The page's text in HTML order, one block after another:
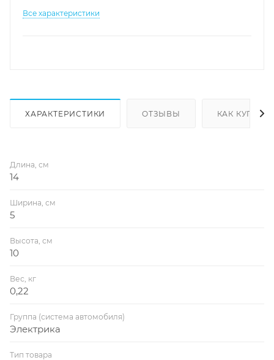
Все характеристики
ХАРАКТЕРИСТИКИ ОТЗЫВЫ КАК КУПИТЬ
Длина, см
14
Ширина, см
5
Высота, см
10
Вес, кг
0,22
Группа (система автомобиля)
Электрика
Тип товара